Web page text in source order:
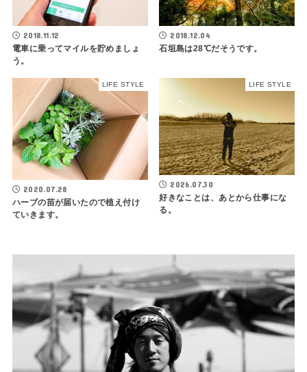
2018.11.12
電車に乗ってマイルを貯めましょ
う。
2018.12.04
石垣島は28℃だそうです。
LIFE STYLE
2020.07.28
ハーブの苗が届いたので植え付け
ていきます。
LIFE STYLE
2026.07.30
好きなことは、あとから仕事にな
る。